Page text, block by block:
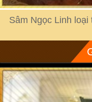
Sâm Ngọc Linh